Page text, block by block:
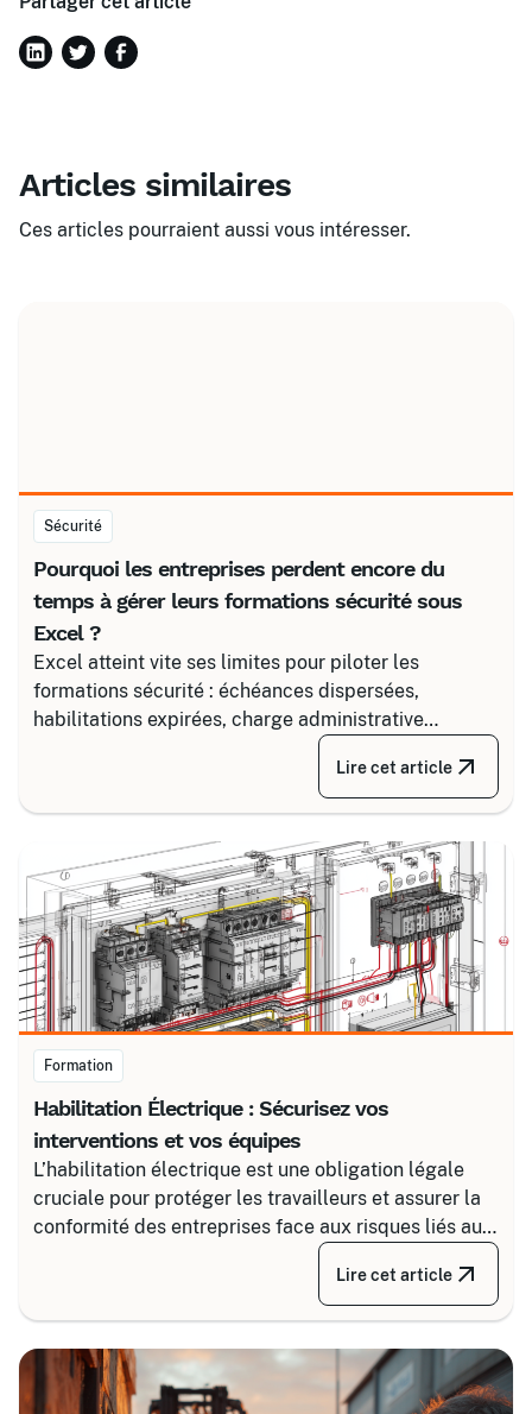
Articles similaires
Ces articles pourraient aussi vous intéresser.
Sécurité
Pourquoi les entreprises perdent encore du
temps à gérer leurs formations sécurité sous
Excel ?
Excel atteint vite ses limites pour piloter les
formations sécurité : échéances dispersées,
habilitations expirées, charge administrative
croissante. Découvrez comment structurer un suivi
fiable en associant un partenaire spécialisé comme
Certalis et un logiciel de gestion de formation (TMS).
Lire cet article
Formation
Habilitation Électrique : Sécurisez vos
interventions et vos équipes
L’habilitation électrique est une obligation légale
cruciale pour protéger les travailleurs et assurer la
conformité des entreprises face aux risques liés au
courant. Certalis vous accompagne avec des
formations sur-mesure, initiales ou de recyclage,
pour maîtriser tous les niveaux de sécurité, du
tension.
Lire cet article